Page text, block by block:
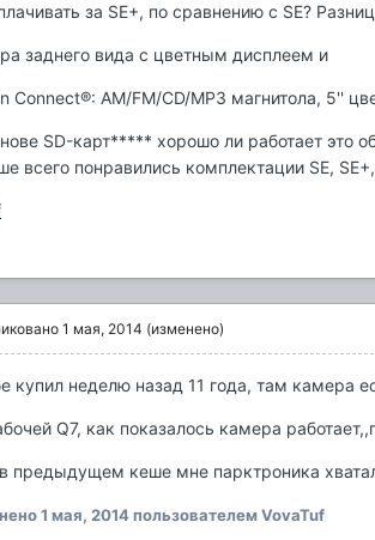
за SE+, по сравнению с SЕ?
заднего вида с цветным дисплеем и
Connect®: AM/FM/CD/MP3 магнитола, 5''
SD-карт***** хорошо ли работает это
всего понравились комплектации SE,
1 мая, 2014 (изменено)
купил неделю назад 11 года, там камера
Q7, как показалось камера
предыдущем кеше мне парктроника
1 мая, 2014пользователем VovaTuf